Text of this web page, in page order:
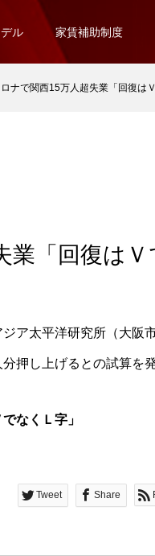
ル 家賃補助制度
ナで関西15万人超失業「回復は
「回復はＶ
ア太平洋研究所（大阪
押し上げるとの試算を
なくＬ字」
Tweet Share